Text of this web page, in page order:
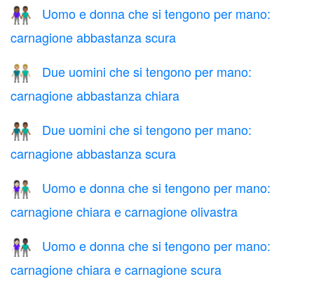
👫🏾
Uomo e donna che si tengono per mano:
carnagione abbastanza scura
👬🏼
Due uomini che si tengono per mano:
carnagione abbastanza chiara
👬🏾
Due uomini che si tengono per mano:
carnagione abbastanza scura
👩🏻‍🤝‍👨🏽
Uomo e donna che si tengono per mano:
carnagione chiara e carnagione olivastra
👩🏻‍🤝‍👨🏿
Uomo e donna che si tengono per mano:
carnagione chiara e carnagione scura